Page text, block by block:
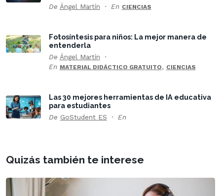
De Ángel Martín En CIENCIAS
Fotosíntesis para niños: La mejor manera de
entenderla
De Ángel Martín
En MATERIAL DIDÁCTICO GRATUITO, CIENCIAS
Las 30 mejores herramientas de IA educativa
para estudiantes
De GoStudent ES En
Quizás también te interese